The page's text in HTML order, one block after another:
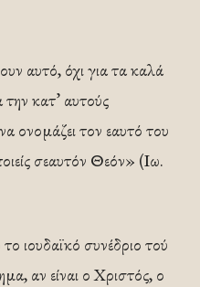
αυτό, όχι για τα καλά
κατ’ αυτούς
ονομάζει τον εαυτό του
σεαυτόν Θεόν» (Ιω.
ιουδαϊκό συνέδριο τού
αν είναι ο Χριστός, ο